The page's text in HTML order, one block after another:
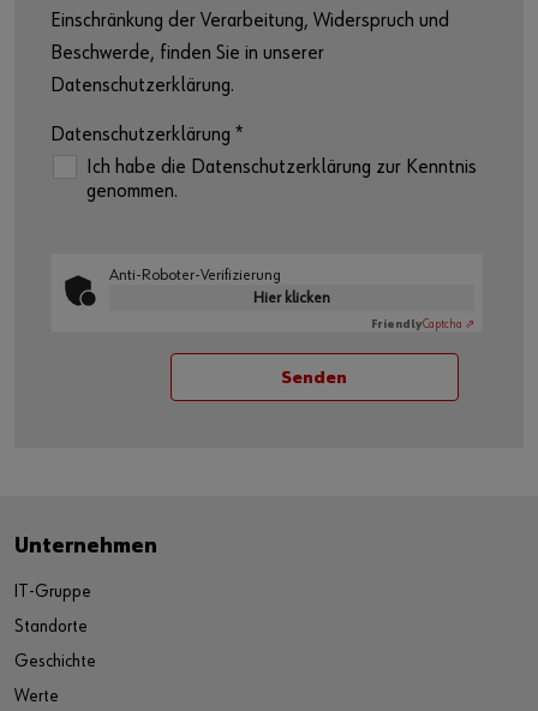
Einschränkung der Verarbeitung, Widerspruch und
Beschwerde, finden Sie in unserer
Datenschutzerklärung.
Datenschutzerklärung *
Ich habe die Datenschutzerklärung zur Kenntnis
genommen.
Anti-Roboter-Verifizierung
Hier klicken
FriendlyCaptcha ⇗
Unternehmen
IT-Gruppe
Standorte
Geschichte
Werte